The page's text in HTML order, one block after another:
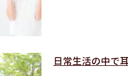
日常生活の中で